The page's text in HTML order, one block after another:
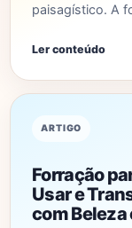
paisagístico. A
Ler conteúdo
ARTIGO
Forração
Usar e
com